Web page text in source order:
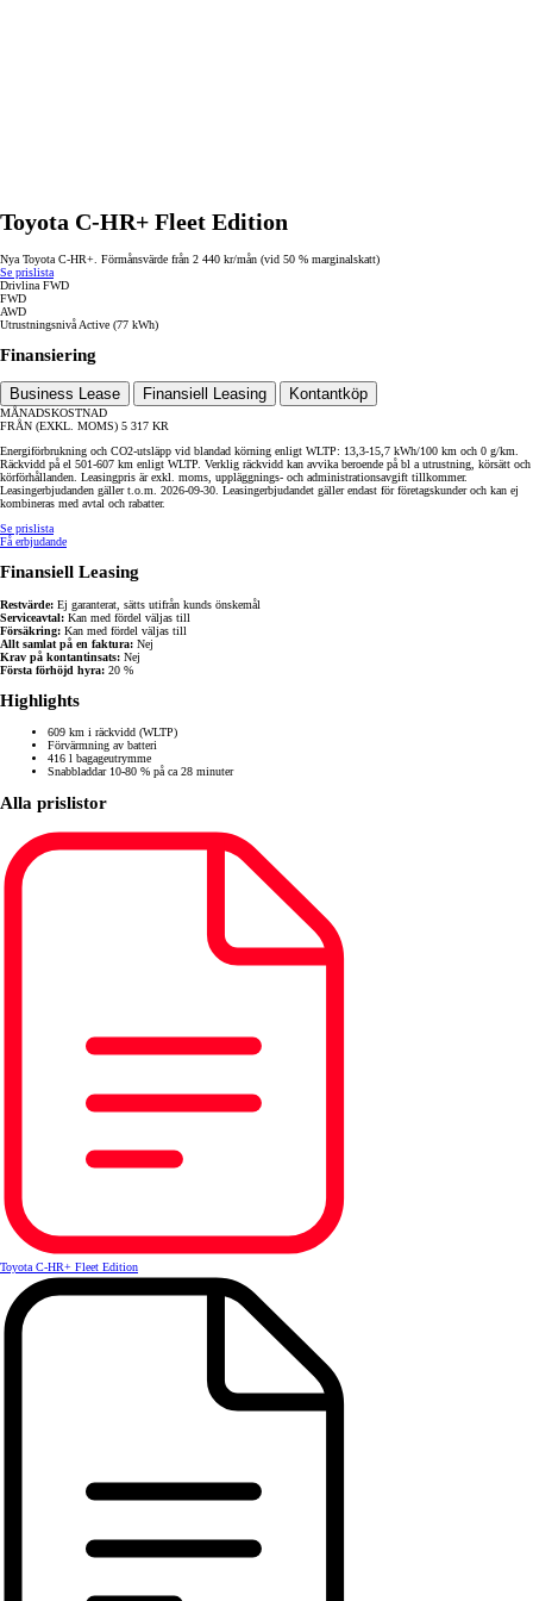
Toyota C-HR+ Fleet Edition
Nya Toyota C-HR+. Förmånsvärde från 2 440 kr/mån (vid 50 % marginalskatt)
Se prislista
Drivlina FWD
FWD
AWD
Utrustningsnivå Active (77 kWh)
Finansiering
Business Lease Finansiell Leasing Kontantköp
MÅNADSKOSTNAD
FRÅN (EXKL. MOMS) 5 317 KR
Energiförbrukning och CO2-utsläpp vid blandad körning enligt WLTP: 13,3-15,7 kWh/100 km och 0 g/km.
Räckvidd på el 501-607 km enligt WLTP. Verklig räckvidd kan avvika beroende på bl a utrustning, körsätt och
körförhållanden. Leasingpris är exkl. moms, uppläggnings- och administrationsavgift tillkommer.
Leasingerbjudanden gäller t.o.m. 2026-09-30. Leasingerbjudandet gäller endast för företagskunder och kan ej
kombineras med avtal och rabatter.
Se prislista
Få erbjudande
Finansiell Leasing
Restvärde: Ej garanterat, sätts utifrån kunds önskemål
Serviceavtal: Kan med fördel väljas till
Försäkring: Kan med fördel väljas till
Allt samlat på en faktura: Nej
Krav på kontantinsats: Nej
Första förhöjd hyra: 20 %
Highlights
609 km i räckvidd (WLTP)
Förvärmning av batteri
416 l bagageutrymme
Snabbladdar 10-80 % på ca 28 minuter
Alla prislistor
Toyota C-HR+ Fleet Edition